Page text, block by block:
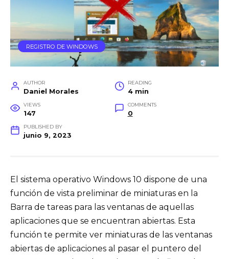
REGISTRO DE WINDOWS
AUTHOR
Daniel Morales
READING
4 min
VIEWS
147
COMMENTS
0
PUBLISHED BY
junio 9, 2023
El sistema operativo Windows 10 dispone de una
función de vista preliminar de miniaturas en la
Barra de tareas para las ventanas de aquellas
aplicaciones que se encuentran abiertas. Esta
función te permite ver miniaturas de las ventanas
abiertas de aplicaciones al pasar el puntero del